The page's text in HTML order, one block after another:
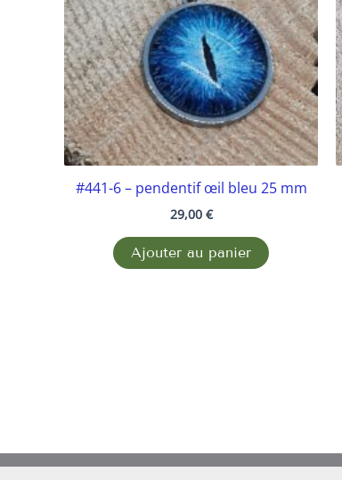
#441-6 – pendentif œil bleu 25 mm
29,00 €
Ajouter au panier